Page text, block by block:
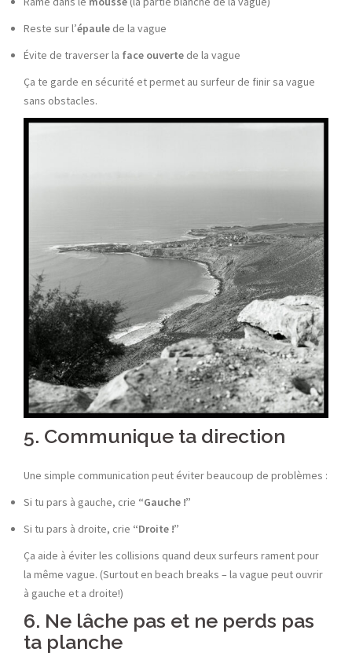
Reste sur l’épaule de la vague
Évite de traverser la face ouverte de la vague
Ça te garde en sécurité et permet au surfeur de finir sa vague
sans obstacles.
5. Communique ta direction
Une simple communication peut éviter beaucoup de problèmes :
Si tu pars à gauche, crie “Gauche !”
Si tu pars à droite, crie “Droite !”
Ça aide à éviter les collisions quand deux surfeurs rament pour
la même vague. (Surtout en beach breaks – la vague peut ouvrir
à gauche et a droite!)
6. Ne lâche pas et ne perds pas
ta planche